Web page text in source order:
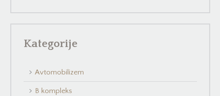
Kategorije
Avtomobilizem
B kompleks